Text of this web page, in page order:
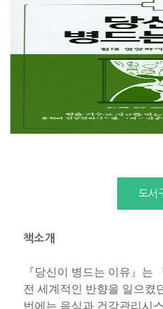
도서
책소개
『당신이 병드는 이유』는
전 세계적인 반향을 일으켰
번에는 음식과 건강관리시